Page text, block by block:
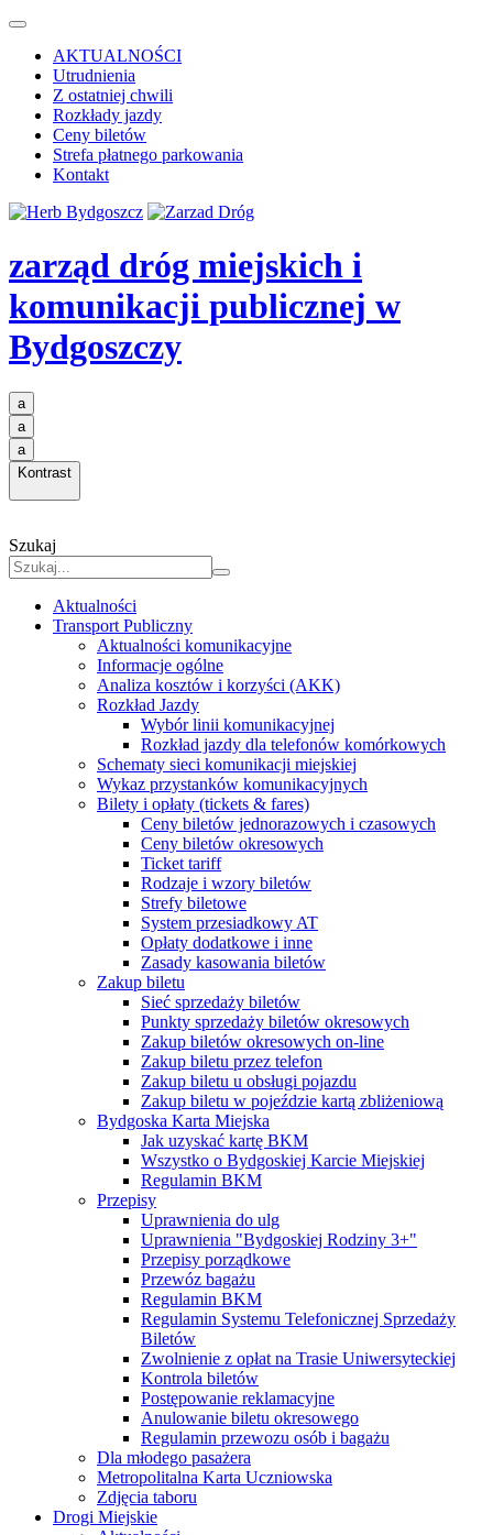
AKTUALNOŚCI
Utrudnienia
Z ostatniej chwili
Rozkłady jazdy
Ceny biletów
Strefa płatnego parkowania
Kontakt
zarząd dróg miejskich i
komunikacji publicznej w
Bydgoszczy
a
a
a
Kontrast
Szukaj
Aktualności
Transport Publiczny
Aktualności komunikacyjne
Informacje ogólne
Analiza kosztów i korzyści (AKK)
Rozkład Jazdy
Wybór linii komunikacyjnej
Rozkład jazdy dla telefonów komórkowych
Schematy sieci komunikacji miejskiej
Wykaz przystanków komunikacyjnych
Bilety i opłaty (tickets & fares)
Ceny biletów jednorazowych i czasowych
Ceny biletów okresowych
Ticket tariff
Rodzaje i wzory biletów
Strefy biletowe
System przesiadkowy AT
Opłaty dodatkowe i inne
Zasady kasowania biletów
Zakup biletu
Sieć sprzedaży biletów
Punkty sprzedaży biletów okresowych
Zakup biletów okresowych on-line
Zakup biletu przez telefon
Zakup biletu u obsługi pojazdu
Zakup biletu w pojeździe kartą zbliżeniową
Bydgoska Karta Miejska
Jak uzyskać kartę BKM
Wszystko o Bydgoskiej Karcie Miejskiej
Regulamin BKM
Przepisy
Uprawnienia do ulg
Uprawnienia "Bydgoskiej Rodziny 3+"
Przepisy porządkowe
Przewóz bagażu
Regulamin BKM
Regulamin Systemu Telefonicznej Sprzedaży
Biletów
Zwolnienie z opłat na Trasie Uniwersyteckiej
Kontrola biletów
Postępowanie reklamacyjne
Anulowanie biletu okresowego
Regulamin przewozu osób i bagażu
Dla młodego pasażera
Metropolitalna Karta Uczniowska
Zdjęcia taboru
Drogi Miejskie